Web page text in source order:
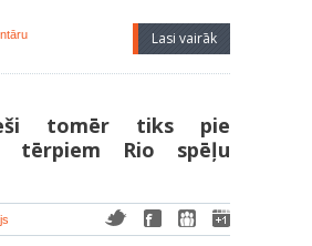
Lasi vairāk
tomēr tiks pie
tērpiem Rio spēļu